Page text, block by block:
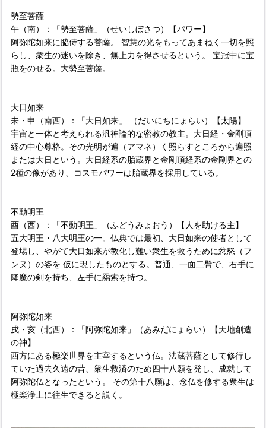
勢至菩薩
午（南）：「勢至菩薩」（せいしぼさつ）【パワー】
阿弥陀如来に脇侍する菩薩。 智慧の光をもってあまねく一切を照
らし、衆生の迷いを除き、無上力を得させるという。 宝冠中に宝
瓶をのせる。大勢至菩薩。
大日如来
未・申（南西）：「大日如来」 （だいにちにょらい）【太陽】
宇宙と一体と考えられる汎神論的な密教の教主。大日経・金剛頂
経の中心尊格。その光明が遍（アマネ）く照らすところから遍照
または大日という。大日経系の胎蔵界と金剛頂経系の金剛界との
2種の像があり、コスモパワーは胎蔵界を採用している。
不動明王
酉（西）：「不動明王」（ふどうみょおう）【人を助ける主】
五大明王・八大明王の一。仏典では最初、大日如来の使者として
登場し、やがて大日如来が教化し難い衆生を救うために忿怒（フ
ンヌ）の姿を 仮に現したものとする。普通、一面二臂で、右手に
降魔の剣を持ち、左手に羂索を持つ。
阿弥陀如来
戌・亥（北西）：「阿弥陀如来」（あみだにょらい）【天地創造
の神】
西方にある極楽世界を主宰するという仏。法蔵菩薩として修行し
ていた過去久遠の昔、衆生救済のため四十八願を発し、成就して
阿弥陀仏となったという。 その第十八願は、念仏を修する衆生は
極楽浄土に往生できると説く。